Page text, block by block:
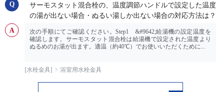
サーモスタット混合栓の、温度調節ハンドルで設定した温度
の湯が出ない場合・ぬるい湯しか出ない場合の対応方法は？
次の手順にてご確認ください。Step1 &#9642;給湯機の設定温度を
確認します。サーモスタット混合栓は給湯機で設定された温度より
ぬるめのお湯が出ます。適温（約40℃）でお使いいただくために...
[水栓金具] 浴室用水栓金具